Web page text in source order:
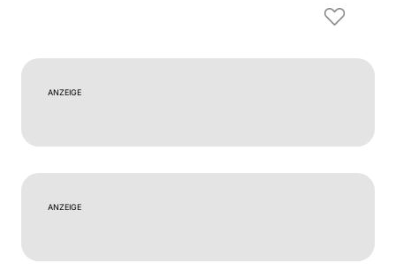
ANZEIGE
ANZEIGE